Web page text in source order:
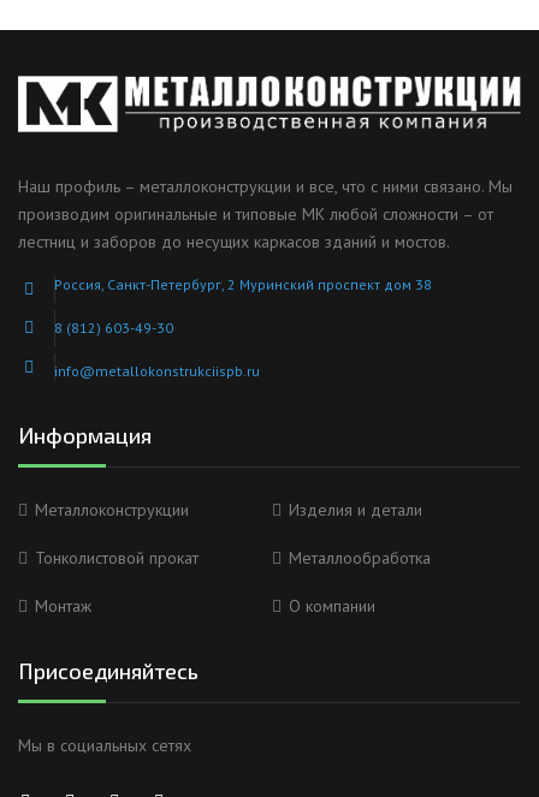
Наш профиль – металлоконструкции и все, что с ними связано. Мы
производим оригинальные и типовые МК любой сложности – от
лестниц и заборов до несущих каркасов зданий и мостов.
Россия, Санкт-Петербург, 2 Муринский проспект дом 38
8 (812) 603-49-30
info@metallokonstrukciispb.ru
Информация
Металлоконструкции Изделия и детали
Тонколистовой прокат Металлообработка
Монтаж О компании
Присоединяйтесь
Мы в социальных сетях